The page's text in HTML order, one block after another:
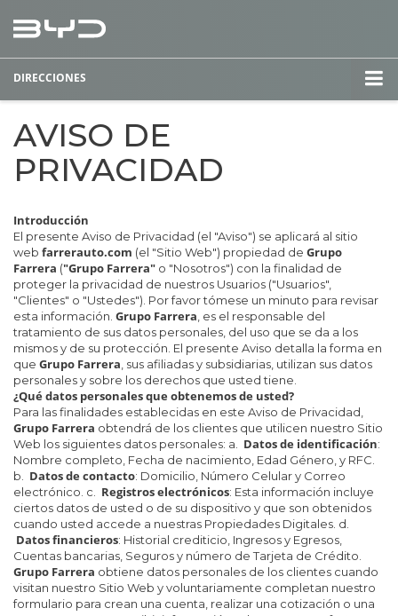
DIRECCIONES
AVISO DE
PRIVACIDAD
Introducción
El presente Aviso de Privacidad (el "Aviso") se aplicará al sitio
web farrerauto.com (el "Sitio Web") propiedad de Grupo
Farrera ("Grupo Farrera" o "Nosotros") con la finalidad de
proteger la privacidad de nuestros Usuarios ("Usuarios",
"Clientes" o "Ustedes"). Por favor tómese un minuto para revisar
esta información. Grupo Farrera , es el responsable del
tratamiento de sus datos personales, del uso que se da a los
mismos y de su protección. El presente Aviso detalla la forma en
que Grupo Farrera , sus afiliadas y subsidiarias, utilizan sus datos
personales y sobre los derechos que usted tiene.
¿Qué datos personales que obtenemos de usted?
Para las finalidades establecidas en este Aviso de Privacidad,
Grupo Farrera obtendrá de los clientes que utilicen nuestro Sitio
Web los siguientes datos personales: a. Datos de identificación:
Nombre completo, Fecha de nacimiento, Edad Género, y RFC.
b. Datos de contacto: Domicilio, Número Celular y Correo
electrónico. c. Registros electrónicos: Esta información incluye
ciertos datos de usted o de su dispositivo y que son obtenidos
cuando usted accede a nuestras Propiedades Digitales. d.
Datos financieros: Historial crediticio, Ingresos y Egresos,
Cuentas bancarias, Seguros y número de Tarjeta de Crédito.
Grupo Farrera obtiene datos personales de los clientes cuando
visitan nuestro Sitio Web y voluntariamente completan nuestro
formulario para crean una cuenta, realizar una cotización o una